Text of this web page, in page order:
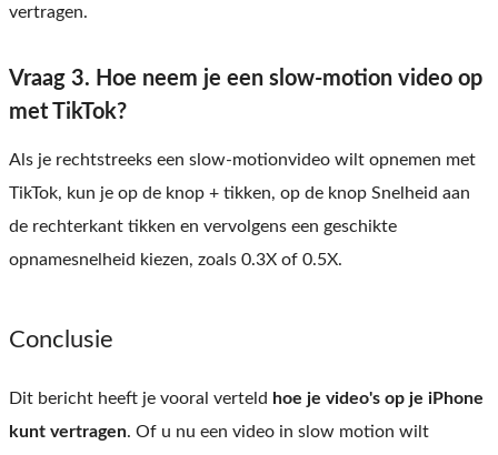
vertragen.
Vraag 3. Hoe neem je een slow-motion video op
met TikTok?
Als je rechtstreeks een slow-motionvideo wilt opnemen met
TikTok, kun je op de knop + tikken, op de knop Snelheid aan
de rechterkant tikken en vervolgens een geschikte
opnamesnelheid kiezen, zoals 0.3X of 0.5X.
Conclusie
Dit bericht heeft je vooral verteld hoe je video's op je iPhone
kunt vertragen. Of u nu een video in slow motion wilt